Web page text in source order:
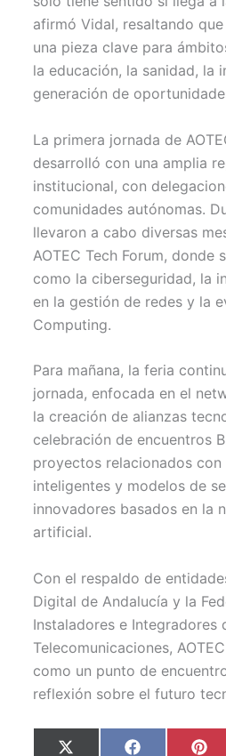
afirmó Vidal, resaltando
una pieza clave para
la educación, la sanidad, la
generación de
La primera jornada de
desarrolló con una amplia
institucional, con
comunidades autónomas.
llevaron a cabo diversas
AOTEC Tech Forum, donde
como la ciberseguridad, la
en la gestión de redes y la
Computing.
Para mañana, la feria
jornada, enfocada en el
la creación de alianzas
celebración de encuentros
proyectos relacionados
inteligentes y modelos de
innovadores basados en la
artificial.
Con el respaldo de
Digital de Andalucía y la
Instaladores e Integradores
Telecomunicaciones,
como un punto de
reflexión sobre el futuro
Compartir Compartir